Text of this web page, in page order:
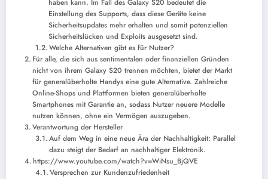
haben kann. Im Fall des Galaxy S20 bedeutet die
Einstellung des Supports, dass diese Geräte keine
Sicherheitsupdates mehr erhalten und somit potenziellen
Sicherheitslücken und Exploits ausgesetzt sind.
Welche Alternativen gibt es für Nutzer?
Für alle, die sich aus sentimentalen oder finanziellen Gründen
nicht von ihrem Galaxy S20 trennen möchten, bietet der Markt
für generalüberholte Handys eine gute Alternative. Zahlreiche
Online-Shops und Plattformen bieten generalüberholte
Smartphones mit Garantie an, sodass Nutzer neuere Modelle
nutzen können, ohne ein Vermögen auszugeben.
Verantwortung der Hersteller
Auf dem Weg in eine neue Ära der Nachhaltigkeit: Parallel
dazu steigt der Bedarf an nachhaltiger Elektronik.
https://www.youtube.com/watch?v=WiNsu_BjQVE
Versprechen zur Kundenzufriedenheit